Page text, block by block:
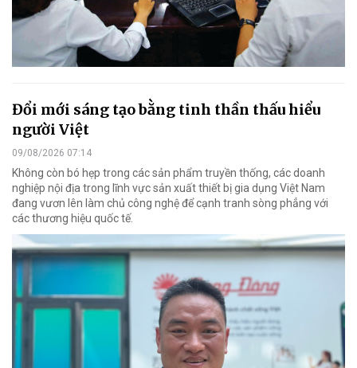
Đổi mới sáng tạo bằng tinh thần thấu hiểu
người Việt
09/08/2026 07:14
Không còn bó hẹp trong các sản phẩm truyền thống, các doanh
nghiệp nội địa trong lĩnh vực sản xuất thiết bị gia dụng Việt Nam
đang vươn lên làm chủ công nghệ để cạnh tranh sòng phẳng với
các thương hiệu quốc tế.